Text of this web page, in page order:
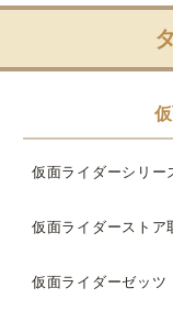
仮面ライダーシリー
仮面ライダーストア
仮面ライダーゼッツ